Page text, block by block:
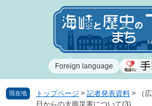
で
ば
Foreign language
現在地 トップページ > 記者発表資料 >
（
日からの大雨災害について(3)